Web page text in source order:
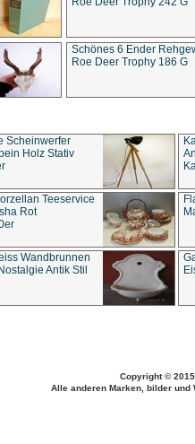
Schönes 6 Ender
Roe Deer Trophy 186 G
Scheinwerfer
Holz Stativ
Teeservice
Rot
Wandbrunnen
Antik Stil
Copyright ©
Alle anderen Marken, bilder und